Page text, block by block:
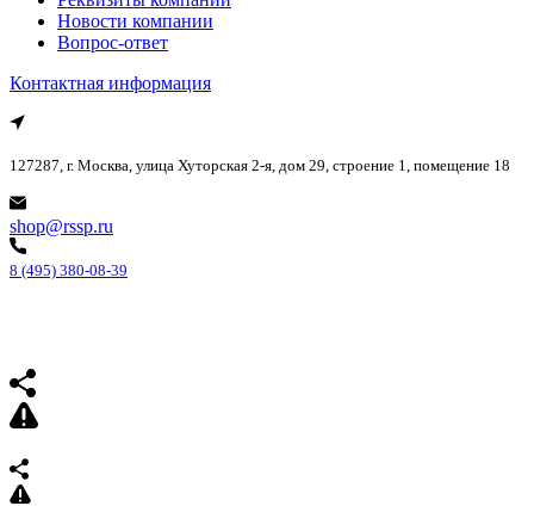
Новости компании
Вопрос-ответ
Контактная информация
127287, г. Москва, улица Хуторская 2-я, дом 29, строение 1, помещение 18
shop@rssp.ru
8 (495) 380-08-39